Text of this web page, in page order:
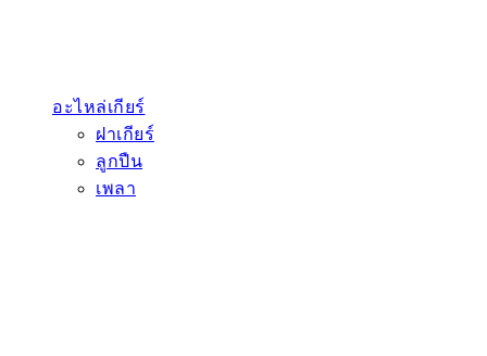
อะไหล่เกียร์
ฝาเกียร์
ลูกปืน
เพลา